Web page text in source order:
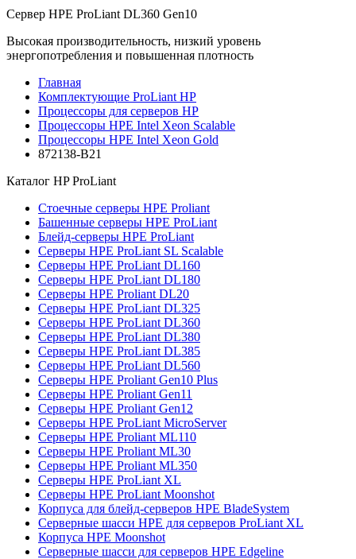
Сервер HPE ProLiant DL360 Gen10
Высокая производительность, низкий уровень
энергопотребления и повышенная плотность
Главная
Комплектующие ProLiant HP
Процессоры для серверов HP
Процессоры HPE Intel Xeon Scalable
Процессоры HPE Intel Xeon Gold
872138-B21
Каталог HP ProLiant
Стоечные серверы HPE Proliant
Башенные серверы HPE ProLiant
Блейд-серверы HPE ProLiant
Серверы HPE ProLiant SL Scalable
Серверы HPE ProLiant DL160
Серверы HPE ProLiant DL180
Серверы HPE Proliant DL20
Серверы HPE ProLiant DL325
Серверы HPE ProLiant DL360
Серверы HPE ProLiant DL380
Серверы HPE ProLiant DL385
Серверы HPE ProLiant DL560
Серверы HPE Proliant Gen10 Plus
Серверы HPE Proliant Gen11
Серверы HPE Proliant Gen12
Серверы HPE ProLiant MicroServer
Серверы HPE Proliant ML110
Серверы HPE Proliant ML30
Серверы HPE Proliant ML350
Серверы HPE ProLiant XL
Серверы HPE ProLiant Moonshot
Корпуса для блейд-серверов HPE BladeSystem
Серверные шасси HPE для серверов ProLiant XL
Корпуса HPE Moonshot
Серверные шасси для серверов HPE Edgeline